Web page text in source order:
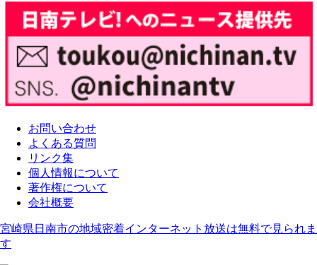
お問い合わせ
よくある質問
リンク集
個人情報について
著作権について
会社概要
宮崎県日南市の地域密着インターネット放送は無料で見られま
す